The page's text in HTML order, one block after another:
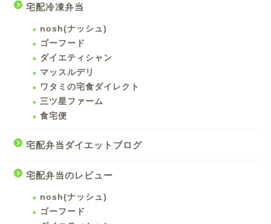
宅配冷凍弁当
nosh(ナッシュ)
ゴーフード
ダイエティシャン
マッスルデリ
ワタミの宅食ダイレクト
三ツ星ファーム
食宅便
宅配弁当ダイエットブログ
宅配弁当のレビュー
nosh(ナッシュ)
ゴーフード